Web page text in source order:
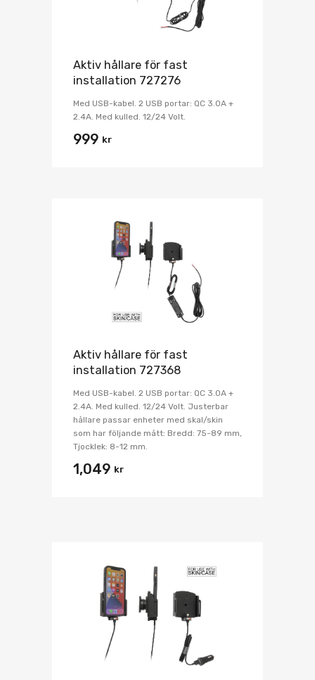
Aktiv hållare för fast
installation 727276
Med USB-kabel. 2 USB portar: QC 3.0A +
2.4A. Med kulled. 12/24 Volt.
999 kr
Aktiv hållare för fast
installation 727368
Med USB-kabel. 2 USB portar: QC 3.0A +
2.4A. Med kulled. 12/24 Volt. Justerbar
hållare passar enheter med skal/skin
som har följande mått: Bredd: 75-89 mm,
Tjocklek: 8-12 mm.
1,049 kr